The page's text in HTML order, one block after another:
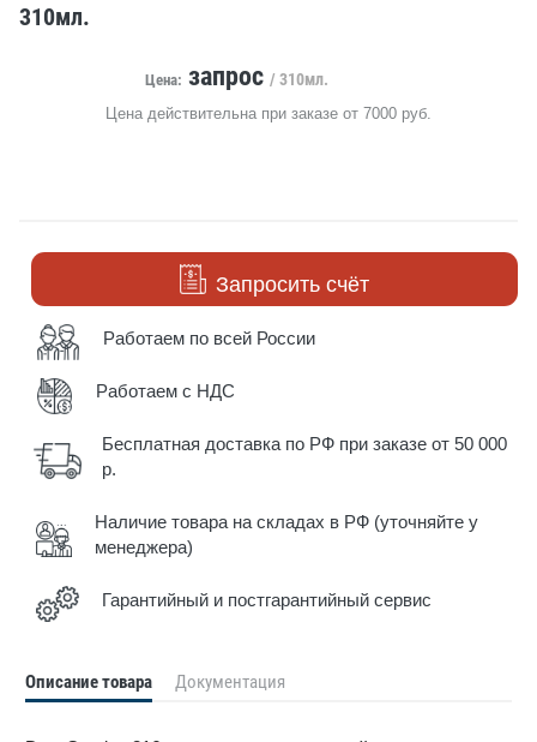
310мл.
Цена: запрос / 310мл.
Цена действительна при заказе от 7000 руб.
Запросить счёт
Работаем по всей России
Работаем с НДС
Бесплатная доставка по РФ при заказе от 50 000
р.
Наличие товара на складах в РФ (уточняйте у
менеджера)
Гарантийный и постгарантийный сервис
Описание товара Документация